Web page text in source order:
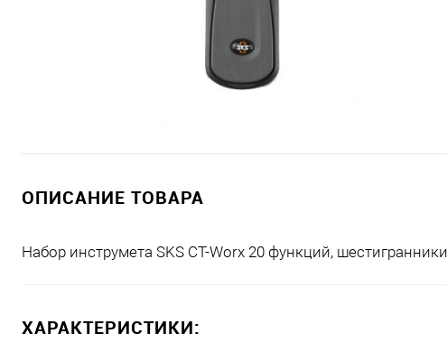
ОПИСАНИЕ ТОВАРА
Набор инструмета SKS CT-Worx 20 функций,
ХАРАКТЕРИСТИКИ: